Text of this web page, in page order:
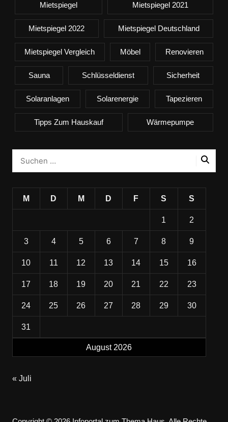
Mietspiegel Mietspiegel 2021
Mietspiegel 2022 Mietspiegel Deutschland
Mietspiegel Vergleich Möbel Renovieren
Sauna Schlüsseldienst Sicherheit
Solaranlagen Solarenergie Tapezieren
Tipps Zum Hauskauf Wärmepumpe
August 2026
M D M D F S S
1 2
3 4 5 6 7 8 9
10 11 12 13 14 15 16
17 18 19 20 21 22 23
24 25 26 27 28 29 30
31
« Juli